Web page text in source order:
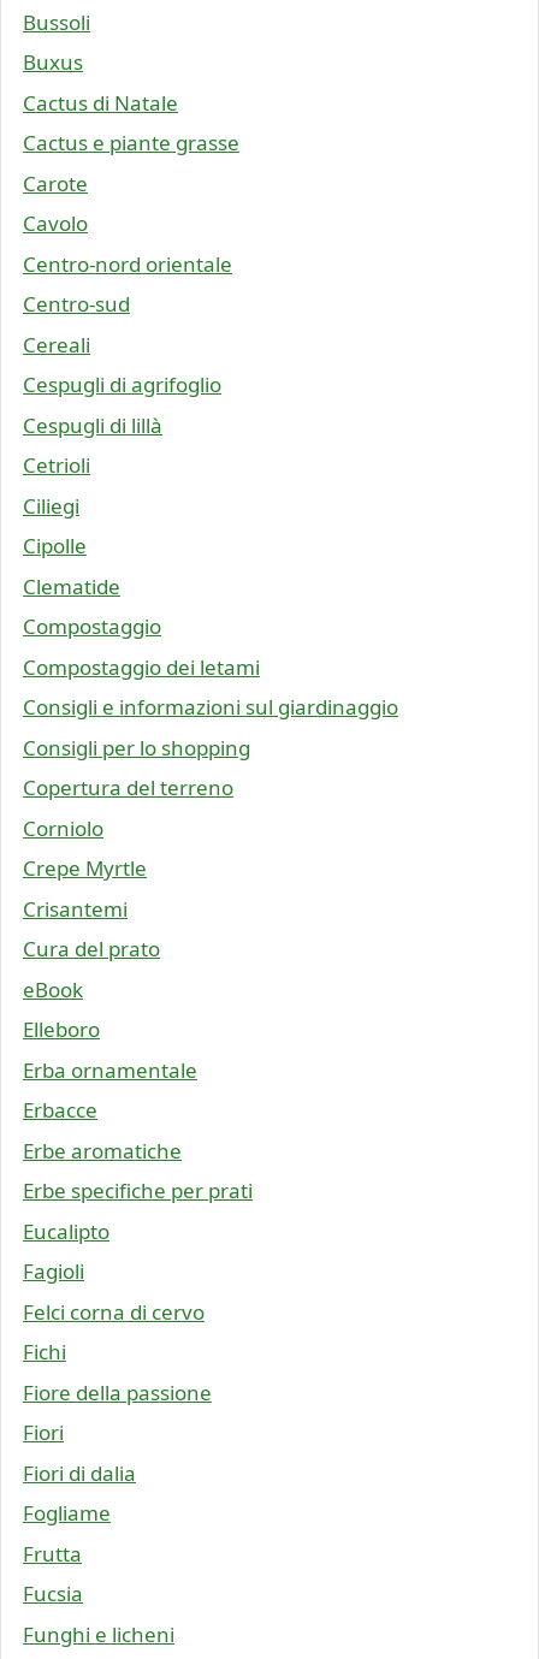
Bussoli
Buxus
Cactus di Natale
Cactus e piante grasse
Carote
Cavolo
Centro-nord orientale
Centro-sud
Cereali
Cespugli di agrifoglio
Cespugli di lillà
Cetrioli
Ciliegi
Cipolle
Clematide
Compostaggio
Compostaggio dei letami
Consigli e informazioni sul giardinaggio
Consigli per lo shopping
Copertura del terreno
Corniolo
Crepe Myrtle
Crisantemi
Cura del prato
eBook
Elleboro
Erba ornamentale
Erbacce
Erbe aromatiche
Erbe specifiche per prati
Eucalipto
Fagioli
Felci corna di cervo
Fichi
Fiore della passione
Fiori
Fiori di dalia
Fogliame
Frutta
Fucsia
Funghi e licheni